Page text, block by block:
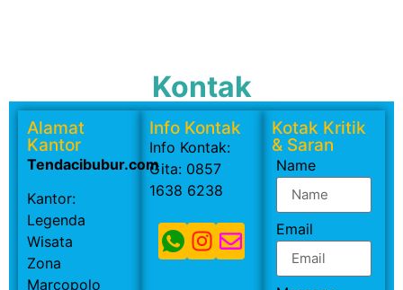
Kontak
Alamat
Kantor
Tendacibubur.com
Kantor:
Legenda
Wisata
Zona
Marcopolo
Info Kontak
Info Kontak:
Gita: 0857
1638 6238
Kotak Kritik
& Saran
Name
Email